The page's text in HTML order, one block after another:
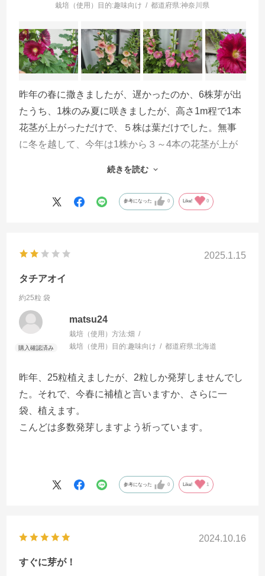
栽培（使用）目的:趣味向け 都道府県:神奈川県
昨年の春に撒きましたが、遅かったのか、6株芽が出
たうち、1株のみ夏に咲きましたが、高さ1m程で1本
花茎が上がっただけで、５株は葉だけでした。無事
に冬を越して、今年は1株から３～4本の花茎が上が
サマーカーニバルは八重咲きと書かれていました
が、一重ばかりで、白、ピンク、濃い赤紫、クリー
のを期待して、来年に向けてまた撒いてみます。
我が家では、タチアオイを好む蝶か蛾の黒い青虫が
大量につきます。去年も今年も葉が茎だけになるほ
どの食害でした。それでも、負けずにタチアオイは
ぐんぐんのびて花も咲きました。
続きを読む
参考になった 0 Like! 0
2025.1.15
タチアオイ
約25粒 袋
matsu24
栽培（使用）方法:畑
栽培（使用）目的:趣味向け 都道府県:北海道
昨年、25粒植えましたが、2粒しか発芽しませんでし
た。それで、今春に補植と言いますか、さらに一
袋、植えます。
こんどは多数発芽しますよう祈っています。
参考になった 0 Like! 1
2024.10.16
すぐに芽が！